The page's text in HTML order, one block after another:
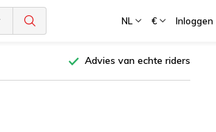
NL € Inloggen
Advies van echte riders